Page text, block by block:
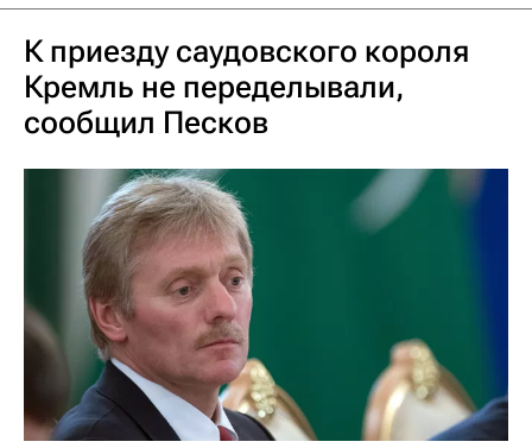
К приезду саудовского короля
Кремль не переделывали,
сообщил Песков